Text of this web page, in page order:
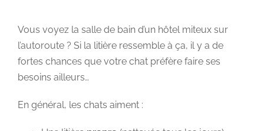
Vous voyez la salle de bain d’un hôtel miteux sur
l’autoroute ? Si la litière ressemble à ça, il y a de
fortes chances que votre chat préfère faire ses
besoins ailleurs…
En général, les chats aiment :